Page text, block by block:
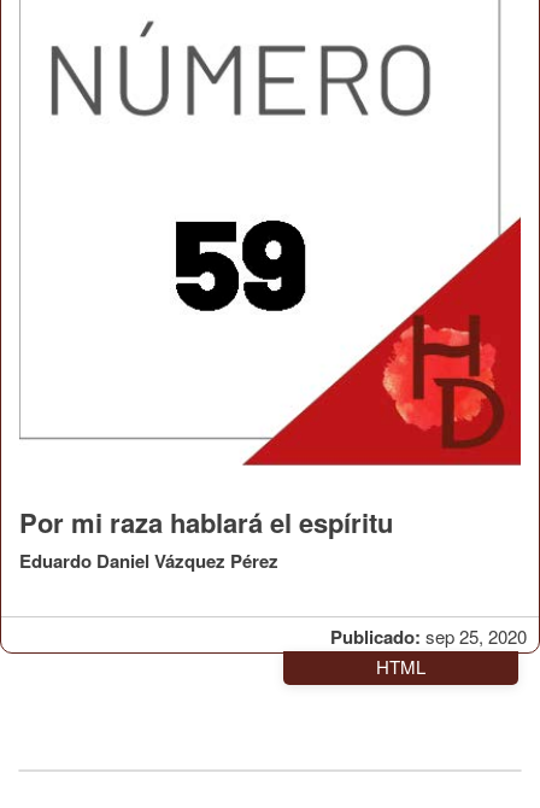
Publicado: sep 25, 2020
Por mi raza hablará el espíritu
Eduardo Daniel Vázquez Pérez
HTML